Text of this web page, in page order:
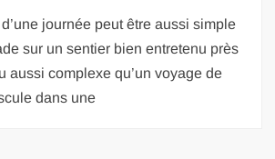
journée peut être aussi simple
sur un sentier bien entretenu près
aussi complexe qu’un voyage de
dans une